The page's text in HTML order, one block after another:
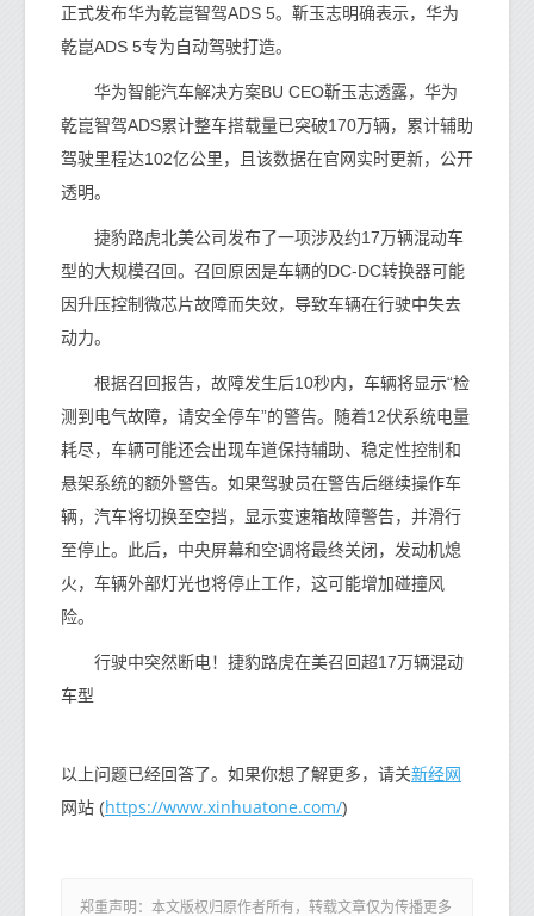
正式发布华为乾崑智驾ADS 5。靳玉志明确表示，华为
乾崑ADS 5专为自动驾驶打造。
华为智能汽车解决方案BU CEO靳玉志透露，华为
乾崑智驾ADS累计整车搭载量已突破170万辆，累计辅助
驾驶里程达102亿公里，且该数据在官网实时更新，公开
透明。
捷豹路虎北美公司发布了一项涉及约17万辆混动车
型的大规模召回。召回原因是车辆的DC-DC转换器可能
因升压控制微芯片故障而失效，导致车辆在行驶中失去
动力。
根据召回报告，故障发生后10秒内，车辆将显示“检
测到电气故障，请安全停车”的警告。随着12伏系统电量
耗尽，车辆可能还会出现车道保持辅助、稳定性控制和
悬架系统的额外警告。如果驾驶员在警告后继续操作车
辆，汽车将切换至空挡，显示变速箱故障警告，并滑行
至停止。此后，中央屏幕和空调将最终关闭，发动机熄
火，车辆外部灯光也将停止工作，这可能增加碰撞风
险。
行驶中突然断电！捷豹路虎在美召回超17万辆混动
车型
以上问题已经回答了。如果你想了解更多，请关新经网
网站 (https://www.xinhuatone.com/)
郑重声明：本文版权归原作者所有，转载文章仅为传播更多